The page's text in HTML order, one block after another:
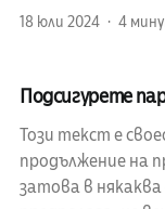
18 юли 2024 4
Подсигурете
Този текст е
продължение на
затова в